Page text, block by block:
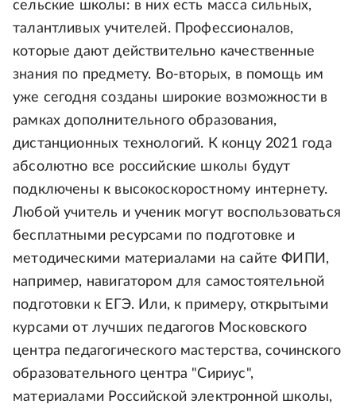
сельские школы: в них есть масса сильных,
талантливых учителей. Профессионалов,
которые дают действительно качественные
знания по предмету. Во-вторых, в помощь им
уже сегодня созданы широкие возможности в
рамках дополнительного образования,
дистанционных технологий. К концу 2021 года
абсолютно все российские школы будут
подключены к высокоскоростному интернету.
Любой учитель и ученик могут воспользоваться
бесплатными ресурсами по подготовке и
методическими материалами на сайте ФИПИ,
например, навигатором для самостоятельной
подготовки к ЕГЭ. Или, к примеру, открытыми
курсами от лучших педагогов Московского
центра педагогического мастерства, сочинского
образовательного центра "Сириус",
материалами Российской электронной школы,